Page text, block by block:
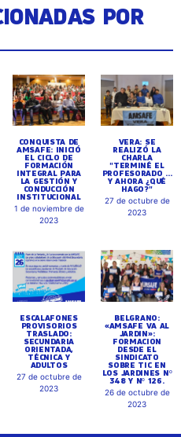
POR
CONQUISTA DE
AMSAFE: INICIÓ
EL CICLO DE
FORMACIÓN
INTEGRAL PARA
LA GESTIÓN Y
CONDUCCIÓN
INSTITUCIONAL
1 de noviembre de
2023
VERA: SE
REALIZÓ LA
CHARLA
"TERMINÉ EL
PROFESORADO ...
Y AHORA ¿QUÉ
HAGO?"
27 de octubre de
2023
ESCALAFONES
PROVISORIOS
TRASLADO:
SECUNDARIA
ORIENTADA,
TÉCNICA Y
ADULTOS
27 de octubre de
2023
BELGRANO:
«AMSAFE VA AL
JARDIN»:
FORMACION
DESDE EL
SINDICATO
SOBRE TIC EN
LOS JARDINES Nº
348 Y Nº 126.
26 de octubre de
2023